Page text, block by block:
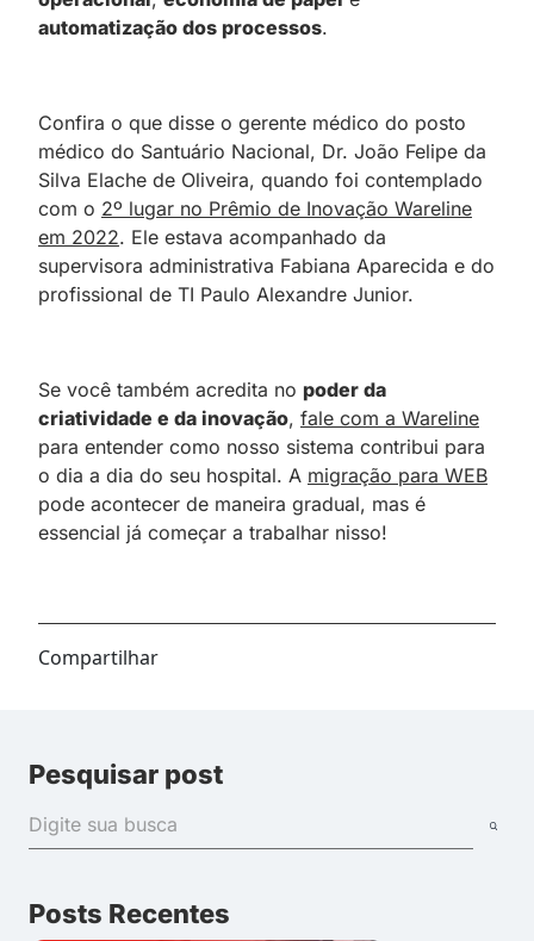
automatização dos processos.
Confira o que disse o gerente médico do posto
médico do Santuário Nacional, Dr. João Felipe da
Silva Elache de Oliveira, quando foi contemplado
com o 2º lugar no Prêmio de Inovação Wareline
em 2022. Ele estava acompanhado da
supervisora administrativa Fabiana Aparecida e do
profissional de TI Paulo Alexandre Junior.
Se você também acredita no poder da
criatividade e da inovação, fale com a Wareline
para entender como nosso sistema contribui para
o dia a dia do seu hospital. A migração para WEB
pode acontecer de maneira gradual, mas é
essencial já começar a trabalhar nisso!
Compartilhar
Pesquisar post
Posts Recentes